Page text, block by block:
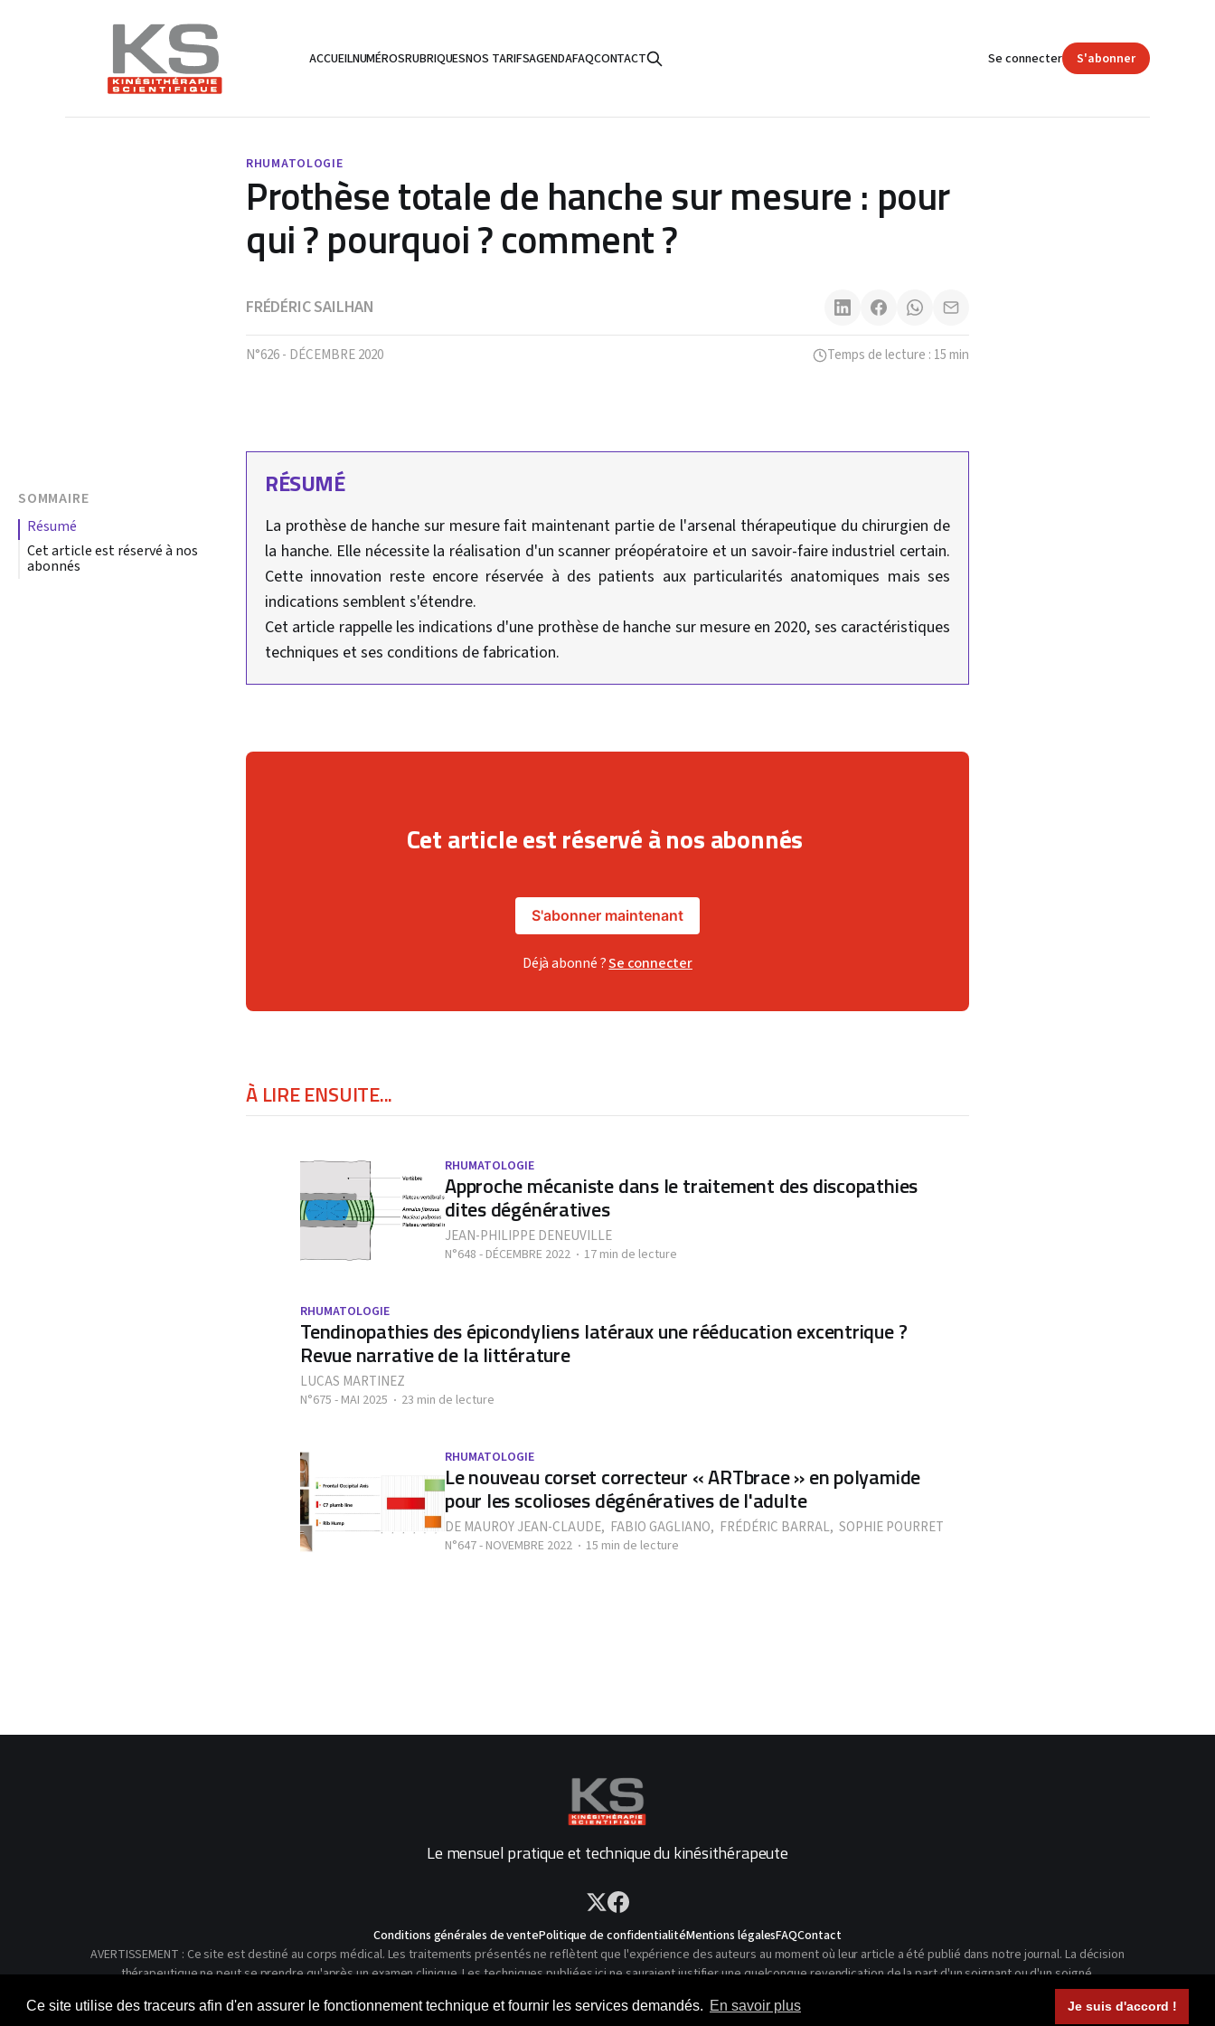
Ce site utilise des traceurs afin d'en assurer le fonctionnement technique et fournir les services demandés. En savoir plus Je suis d'accord !
ACCUEILNUMÉROSRUBRIQUESNOS TARIFSAGENDAFAQCONTACT Se connecter S'abonner
RHUMATOLOGIE
Prothèse totale de hanche sur mesure : pour
qui ? pourquoi ? comment ?
FRÉDÉRIC SAILHAN
N°626 - DÉCEMBRE 2020 Temps de lecture : 15 min
SOMMAIRE
résumé
Cet article est réservé à nos
abonnés
RÉSUMÉ
La prothèse de hanche sur mesure fait maintenant partie de l'arsenal thérapeutique du chirurgien de
la hanche. Elle nécessite la réalisation d'un scanner préopératoire et un savoir-faire industriel certain.
Cette innovation reste encore réservée à des patients aux particularités anatomiques mais ses
indications semblent s'étendre.
Cet article rappelle les indications d'une prothèse de hanche sur mesure en 2020, ses caractéristiques
techniques et ses conditions de fabrication.
Cet article est réservé à nos abonnés
S'abonner maintenant
Déjà abonné ?Se connecter
À LIRE ENSUITE...
RHUMATOLOGIE
Approche mécaniste dans le traitement des discopathies
dites dégénératives
JEAN-PHILIPPE DENEUVILLE
N°648 - DÉCEMBRE 2022 17 min de lecture
RHUMATOLOGIE
Tendinopathies des épicondyliens latéraux une rééducation excentrique ?
Revue narrative de la littérature
LUCAS MARTINEZ
N°675 - MAI 2025 23 min de lecture
RHUMATOLOGIE
Le nouveau corset correcteur « ARTbrace » en polyamide
pour les scolioses dégénératives de l'adulte
DE MAUROY JEAN-CLAUDE, FABIO GAGLIANO, FRÉDÉRIC BARRAL, SOPHIE POURRET
N°647 - NOVEMBRE 2022 15 min de lecture
Le mensuel pratique et technique du kinésithérapeute
Conditions générales de ventePolitique de confidentialitéMentions légalesFAQContact
AVERTISSEMENT : Ce site est destiné au corps médical. Les traitements présentés ne reflètent que l'expérience des auteurs au moment où leur article a été publié dans notre journal. La décision
thérapeutique ne peut se prendre qu'après un examen clinique. Les techniques publiées ici ne sauraient justifier une quelconque revendication de la part d'un soignant ou d'un soigné.